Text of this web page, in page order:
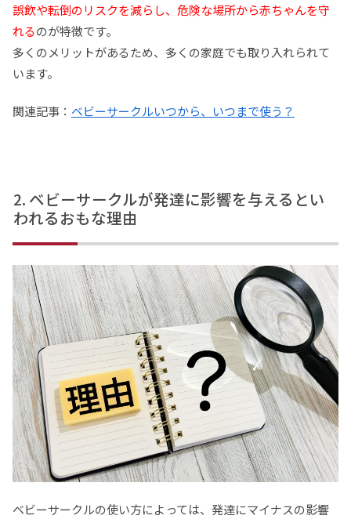
誤飲や転倒のリスクを減らし、危険な場所から赤ちゃんを守
れるのが特徴です。
多くのメリットがあるため、多くの家庭でも取り入れられて
います。
関連記事： ベビーサークルいつから、いつまで使う？
ベビーサークルが発達に影響を与えるとい
われるおもな理由
ベビーサークルの使い方によっては、発達にマイナスの影響